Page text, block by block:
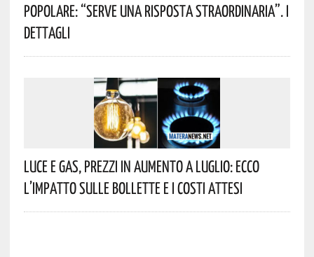
Popolare: “serve Una Risposta Straordinaria”. I
Dettagli
Luce E Gas, Prezzi In Aumento A Luglio: Ecco
L’impatto Sulle Bollette E I Costi Attesi